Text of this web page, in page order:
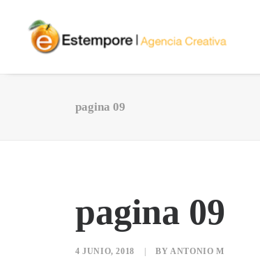
pagina 09
pagina 09
4 JUNIO, 2018 BYANTONIO M